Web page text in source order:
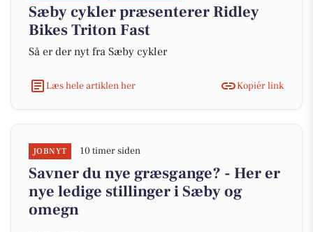
Sæby cykler præsenterer Ridley
Bikes Triton Fast
Så er der nyt fra Sæby cykler
Læs hele artiklen her Kopiér link
JOBNYT 10 timer siden
Savner du nye græsgange? - Her er
nye ledige stillinger i Sæby og
omegn